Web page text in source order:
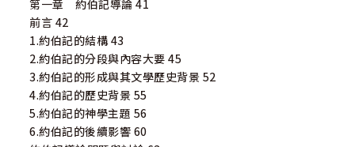
第一章 約伯記導論 41
前言 42
1.約伯記的結構 43
2.約伯記的分段與內容大要 45
3.約伯記的形成與其文學歷史背景 52
4.約伯記的歷史背景 55
5.約伯記的神學主題 56
6.約伯記的後續影響 60